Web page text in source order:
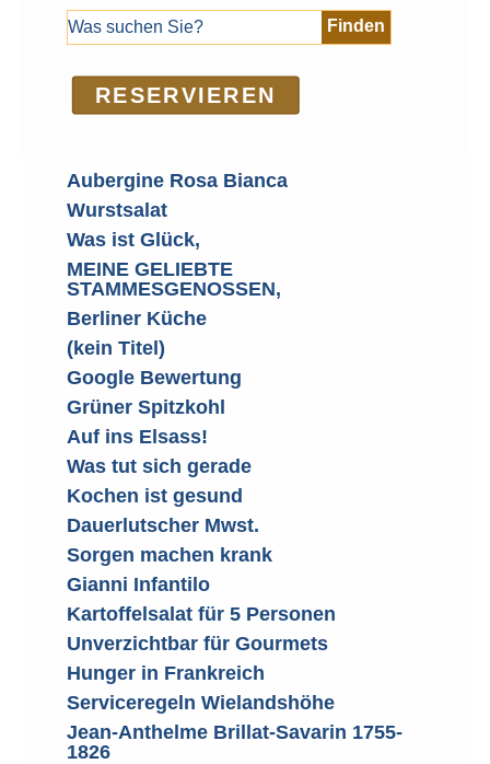
RE­SER­VIEREN
Aubergine Rosa Bianca
Wurstsalat
Was ist Glück,
MEINE GELIEBTE
STAMMESGENOSSEN,
Berliner Küche
(kein Titel)
Google Bewertung
Grüner Spitzkohl
Auf ins Elsass!
Was tut sich gerade
Kochen ist gesund
Dauerlutscher Mwst.
Sorgen machen krank
Gianni Infantilo
Kartoffelsalat für 5 Personen
Unverzichtbar für Gourmets
Hunger in Frankreich
Serviceregeln Wielandshöhe
Jean-Anthelme Brillat-Savarin 1755-
1826